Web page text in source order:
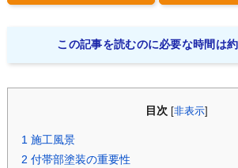
この記事を読むのに必要な時間は約
目次 [非表示
1 施工風景
2 付帯部塗装の重要性